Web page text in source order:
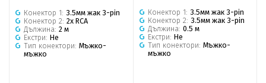
Конектор 1: 3.5мм жак 3-pin
Конектор 2: 2x RCA
Дължина: 2 м
Екстри: Не
Тип конектори: Мъжко-
мъжко
Конектор 1: 3.5мм жак 3-pin
Конектор 2: 3.5мм жак 3-pin
Дължина: 0.5 м
Екстри: Не
Тип конектори: Мъжко-
мъжко